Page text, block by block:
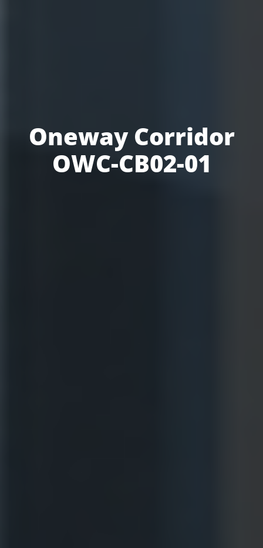
Oneway Corridor
OWC-CB02-01